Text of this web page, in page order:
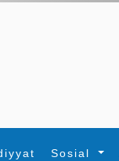
Sosial